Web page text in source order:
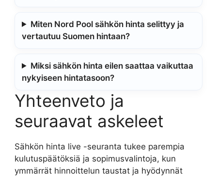
Miten Nord Pool sähkön hinta selittyy ja
vertautuu Suomen hintaan?
Miksi sähkön hinta eilen saattaa vaikuttaa
nykyiseen hintatasoon?
Yhteenveto ja
seuraavat askeleet
Sähkön hinta live -seuranta tukee parempia
kulutuspäätöksiä ja sopimusvalintoja, kun
ymmärrät hinnoittelun taustat ja hyödynnät